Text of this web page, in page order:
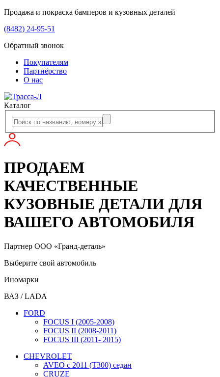
Продажа и покраска бамперов и кузовных деталей
(8482) 24-95-51
Обратный звонок
Покупателям
Партнёрство
О нас
Каталог
ПРОДАЕМ
КАЧЕСТВЕННЫЕ
КУЗОВНЫЕ ДЕТАЛИ ДЛЯ
ВАШЕГО АВТОМОБИЛЯ
Партнер ООО «Гранд-деталь»
Выберите свой автомобиль
Иномарки
ВАЗ / LADA
FORD
FOCUS I (2005-2008)
FOCUS II (2008-2011)
FOCUS III (2011- 2015)
CHEVROLET
AVEO c 2011 (T300) седан
CRUZE